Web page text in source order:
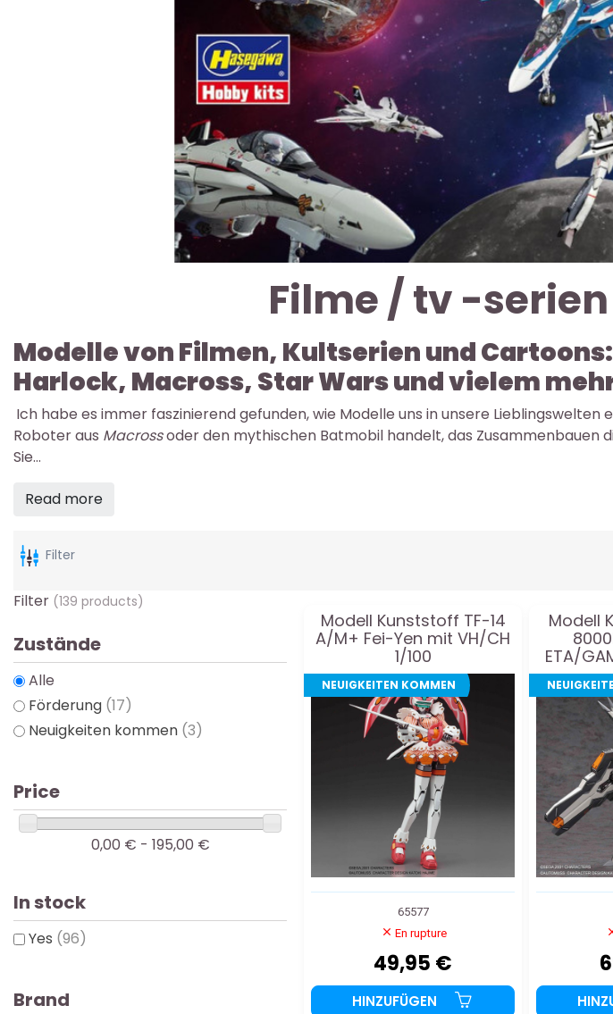
Filme / tv -
Modelle von Filmen, Kultserien und
Harlock, Macross, Star Wars und vielem
Ich habe es immer faszinierend gefunden, wie Modelle uns in unsere Lieblingswelten
Roboter aus Macrossoder den mythischen Batmobil handelt, das Zusammenbauen
Sie...
Read more
Filter
Modell Kunststoff TF-14
A/M+ Fei-Yen mit VH/CH
1/100
NEUIGKEITEN KOMMEN
65577
En rupture
49,95 €
HINZUFÜGEN
Modell
ETA/
Filter (139 products)
Zustände
Alle
Förderung (17)
Neuigkeiten kommen (3)
Price
0,00 € - 195,00 €
In stock
Yes (96)
Brand